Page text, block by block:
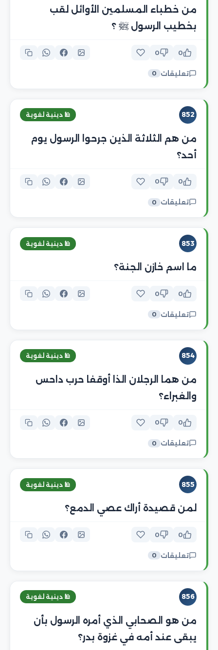
من خطباء المسلمين الأوائل لقب
بخطيب الرسول ﷺ ؟
0
0
تعليقات 0
852 🕌 دينية لغوية
من هم الثلاثة الذين جرحوا الرسول يوم
أحد؟
0
0
تعليقات 0
853 🕌 دينية لغوية
ما اسم خازن الجنة؟
0
0
تعليقات 0
854 🕌 دينية لغوية
من هما الرجلان الذا أوقفا حرب داحس
والغبراء؟
0
0
تعليقات 0
855 🕌 دينية لغوية
لمن قصيدة أراك عصي الدمع؟
0
0
تعليقات 0
856 🕌 دينية لغوية
من هو الصحابي الذي أمره الرسول بأن
يبقى عند أمه في غزوة بدر؟